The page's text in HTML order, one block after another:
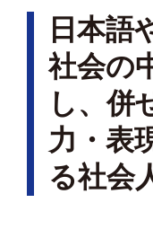
日本語
社会の
し、併
力・表
る社会